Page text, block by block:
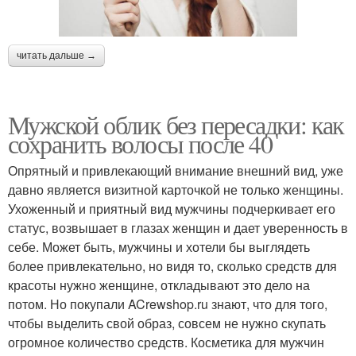
читать дальше →
Мужской облик без пересадки: как
сохранить волосы после 40
Опрятный и привлекающий внимание внешний вид, уже
давно является визитной карточкой не только женщины.
Ухоженный и приятный вид мужчины подчеркивает его
статус, возвышает в глазах женщин и дает уверенность в
себе. Может быть, мужчины и хотели бы выглядеть
более привлекательно, но видя то, сколько средств для
красоты нужно женщине, откладывают это дело на
потом. Но покупали ACrewshop.ru знают, что для того,
чтобы выделить свой образ, совсем не нужно скупать
огромное количество средств. Косметика для мужчин